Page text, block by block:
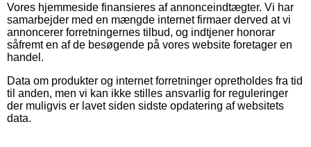
Vores hjemmeside finansieres af annonceindtægter. Vi har
samarbejder med en mængde internet firmaer derved at vi
annoncerer forretningernes tilbud, og indtjener honorar
såfremt en af de besøgende på vores website foretager en
handel.
Data om produkter og internet forretninger opretholdes fra tid
til anden, men vi kan ikke stilles ansvarlig for reguleringer
der muligvis er lavet siden sidste opdatering af websitets
data.